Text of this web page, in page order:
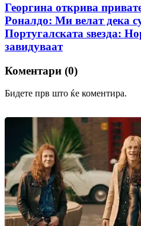
Георгина открива
Роналдо: Ми велат дека
Португалската ѕвезда:
завидуваат
Коментари (0)
Бидете прв што ќе коментира.